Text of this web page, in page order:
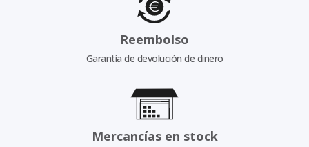
Reembolso
Garantía de devolución de dinero
Mercancías en stock